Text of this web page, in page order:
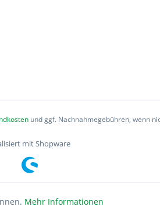
und ggf. Nachnahmegebühren, wenn
mit Shopware
Mehr Informationen